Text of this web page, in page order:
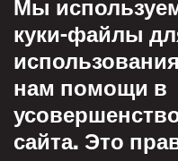
Мы
куки-файлы
нам помощи в
сайта. Это